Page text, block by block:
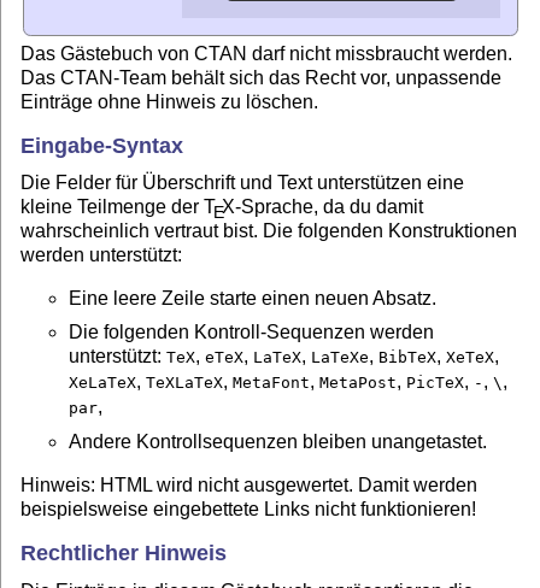
Das Gästebuch von CTAN darf nicht missbraucht werden.
Das CTAN-Team behält sich das Recht vor, unpassende
Einträge ohne Hinweis zu löschen.
Eingabe-Syntax
Die Felder für Überschrift und Text unterstützen eine
kleine Teilmenge derTEX-Sprache, da du damit
wahrscheinlich vertraut bist. Die folgenden Konstruktionen
werden unterstützt:
Eine leere Zeile starte einen neuen Absatz.
Die folgenden Kontroll-Sequenzen werden
unterstützt:TeX,eTeX, LaTeX, LaTeXe, BibTeX,XeTeX,
XeLaTeX,TeXLaTeX,MetaFont,MetaPost, PicTeX, - ,\ ,
par,
Andere Kontrollsequenzen bleiben unangetastet.
Hinweis: HTML wird nicht ausgewertet. Damit werden
beispielsweise eingebettete Links nicht funktionieren!
Rechtlicher Hinweis